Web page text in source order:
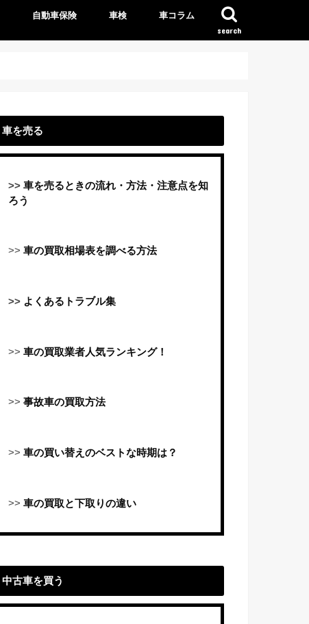
search
自動車保険 車検 車コラム
車を売る
>> 車を売るときの流れ・方法・注意点を知
ろう
>> 車の買取相場表を調べる方法
>> よくあるトラブル集
>> 車の買取業者人気ランキング！
>> 事故車の買取方法
>> 車の買い替えのベストな時期は？
>> 車の買取と下取りの違い
中古車を買う